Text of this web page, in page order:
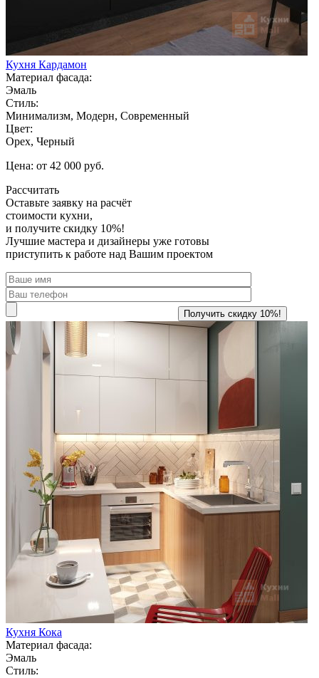
Кухня Кардамон
Материал фасада:
Эмаль
Стиль:
Минимализм, Модерн, Современный
Цвет:
Орех, Черный
Цена: от 42 000 руб.
Рассчитать
Оставьте заявку на расчёт
стоимости кухни,
и получите скидку 10%!
Лучшие мастера и дизайнеры уже готовы
приступить к работе над Вашим проектом
Кухня Кока
Материал фасада:
Эмаль
Стиль: